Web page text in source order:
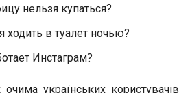
нельзя купаться?
ходить в туалет ночью?
Инстаграм?
українських користувачів